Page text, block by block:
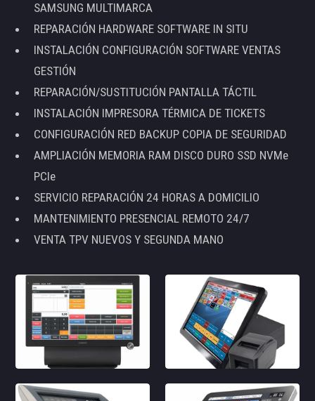
SAMSUNG MULTIMARCA
REPARACIÓN HARDWARE SOFTWARE IN SITU
INSTALACIÓN CONFIGURACIÓN SOFTWARE VENTAS
GESTIÓN
REPARACIÓN/SUSTITUCIÓN PANTALLA TÁCTIL
INSTALACIÓN IMPRESORA TÉRMICA DE TICKETS
CONFIGURACIÓN RED BACKUP COPIA DE SEGURIDAD
AMPLIACIÓN MEMORIA RAM DISCO DURO SSD NVMe
PCIe
SERVICIO REPARACIÓN 24 HORAS A DOMICILIO
MANTENIMIENTO PRESENCIAL REMOTO 24/7
VENTA TPV NUEVOS Y SEGUNDA MANO